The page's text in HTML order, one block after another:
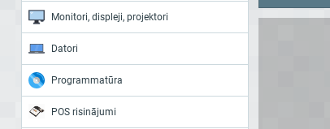
Monitori, displeji, projektori
Datori
Programmatūra
POS risinājumi